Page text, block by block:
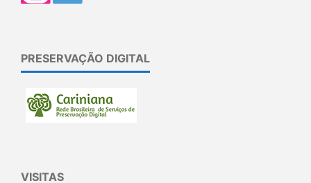
PRESERVAÇÃO DIGITAL
VISITAS